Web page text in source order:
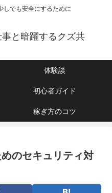
しでも安全にするために
と暗躍するクズ共
体験談
初心者ガイド
稼ぎ方のコツ
のセキュリティ対